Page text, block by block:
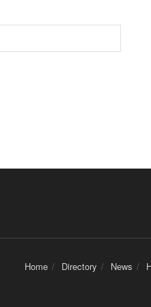
Home Directory News